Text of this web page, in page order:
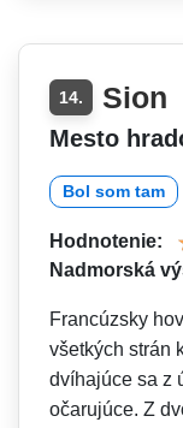
14. Sion
Mesto
Bol som tam
Hodnotenie:
Nadmorská
Francúzsky
všetkých strán
dvíhajúce sa z
očarujúce. Z